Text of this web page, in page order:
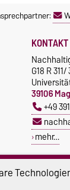
KONTAKT
G18 R 311/
39106
+49
mehr…